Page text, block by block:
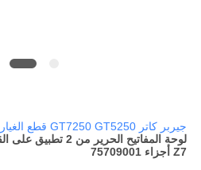
جيربر كاتر GT7250 GT5250 قطع الغيار.pdf
Z7 أجزاء 75709001